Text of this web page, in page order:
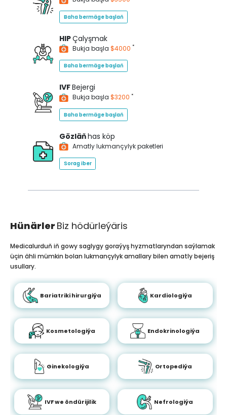
Baha bermäge başlaň
HIPÇalyşmak
Bukja başla $4000 *
Baha bermäge başlaň
IVFBejergi
Bukja başla $3200 *
Baha bermäge başlaň
Gözläňhas köp
Amatly lukmançylyk paketleri
Sorag iber
Hünärler Biz hödürleýäris
Medicalurduň iň gowy saglygy goraýyş hyzmatlaryndan saýlamak
üçin ähli mümkin bolan lukmançylyk amallary bilen amatly bejeriş
usullary.
Bariatriki hirurgiýa Kardiologiýa
Kosmetologiýa Endokrinologiýa
Ginekologiýa Ortopediýa
IVF we öndürijilik Nefrologiýa